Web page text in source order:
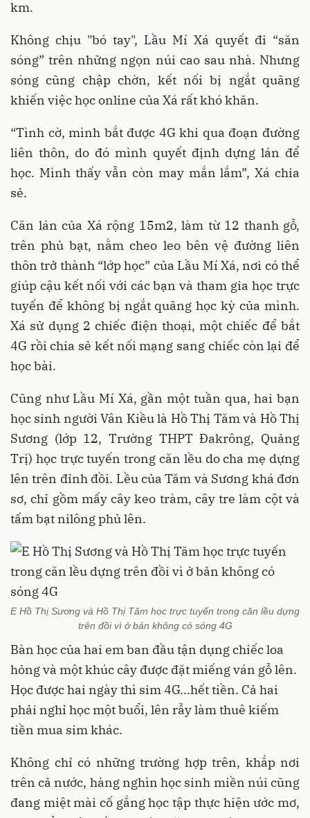
km.
Không chịu "bó tay", Lầu Mí Xá quyết đi “săn
sóng” trên những ngọn núi cao sau nhà. Nhưng
sóng cũng chập chờn, kết nối bị ngắt quãng
khiến việc học online của Xá rất khó khăn.
“Tình cờ, mình bắt được 4G khi qua đoạn đường
liên thôn, do đó mình quyết định dựng lán để
học. Mình thấy vẫn còn may mắn lắm”, Xá chia
sẻ.
Căn lán của Xá rộng 15m2, làm từ 12 thanh gỗ,
trên phủ bạt, nằm cheo leo bên vệ đường liên
thôn trở thành “lớp học” của Lầu Mí Xá, nơi có thể
giúp cậu kết nối với các bạn và tham gia học trực
tuyến để không bị ngắt quãng học kỳ của mình.
Xá sử dụng 2 chiếc điện thoại, một chiếc để bắt
4G rồi chia sẻ kết nối mạng sang chiếc còn lại để
học bài.
Cũng như Lầu Mí Xá, gần một tuần qua, hai bạn
học sinh người Vân Kiều là Hồ Thị Tăm và Hồ Thị
Sương (lớp 12, Trường THPT Đakrông, Quảng
Trị) học trực tuyến trong căn lều do cha mẹ dựng
lên trên đỉnh đồi. Lều của Tăm và Sương khá đơn
sơ, chỉ gồm mấy cây keo tràm, cây tre làm cột và
tấm bạt nilông phủ lên.
E Hồ Thị Sương và Hồ Thị Tăm học trực tuyến trong căn lều dựng
trên đồi vì ở bản không có sóng 4G
Bàn học của hai em ban đầu tận dụng chiếc loa
hỏng và một khúc cây được đặt miếng ván gỗ lên.
Học được hai ngày thì sim 4G...hết tiền. Cả hai
phải nghỉ học một buổi, lên rẫy làm thuê kiếm
tiền mua sim khác.
Không chỉ có những trường hợp trên, khắp nơi
trên cả nước, hàng nghìn học sinh miền núi cũng
đang miệt mài cố gắng học tập thực hiện ước mơ,